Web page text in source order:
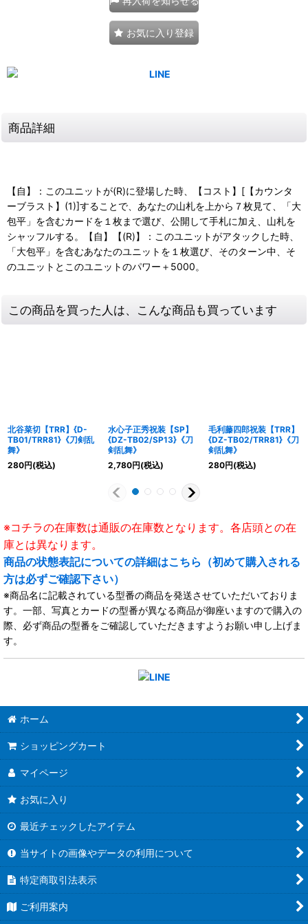
お気に入り登録
商品詳細
【自】：このユニットが(R)に登場した時、【コスト】[【カウンタ
ーブラスト】(1)]することで、あなたの山札を上から７枚見て、「大
包平」を含むカードを１枚まで選び、公開して手札に加え、山札を
シャッフルする。【自】【(R)】：このユニットがアタックした時、
「大包平」を含むあなたのユニットを１枚選び、そのターン中、そ
のユニットとこのユニットのパワー＋5000。
この商品を買った人は、こんな商品も買っています
北谷菜切【TRR】{D-
TB01/TRR81}《刀剣乱
舞》
280円(税込)
水心子正秀祝装【SP】
{DZ-TB02/SP13}《刀
剣乱舞》
2,780円(税込)
毛利藤四郎祝装【TRR】
{DZ-TB02/TRR81}《刀
剣乱舞》
280円(税込)
※コチラの在庫数は通販の在庫数となります。各店頭との在
庫とは異なります。
商品の状態表記についての詳細はこちら（初めて購入される
方は必ずご確認下さい）
※商品名に記載されている型番の商品を発送させていただいておりま
す。一部、写真とカードの型番が異なる商品が御座いますので購入の
際、必ず商品の型番をご確認していただきますようお願い申し上げま
す。
ホーム
ショッピングカート
マイページ
お気に入り
最近チェックしたアイテム
当サイトの画像やデータの利用について
特定商取引法表示
ご利用案内